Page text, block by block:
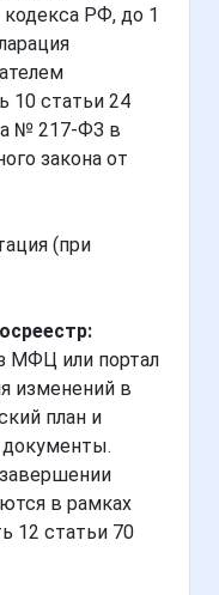
кодекса РФ, до 1
10 статьи 24
№ 217-ФЗ в
закона от
(при
МФЦ или портал
изменений в
план и
в рамках
12 статьи 70